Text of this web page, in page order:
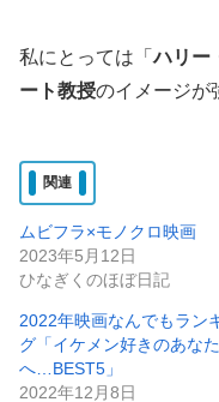
私にとっては「ハリー
ート教授のイメージが
関連
ムビフラ×モノクロ映画
2023年5月12日
ひなぎくのほぼ日記
2022年映画なんでもラン
グ「イケメン好きのあなた
へ…BEST5」
2022年12月8日